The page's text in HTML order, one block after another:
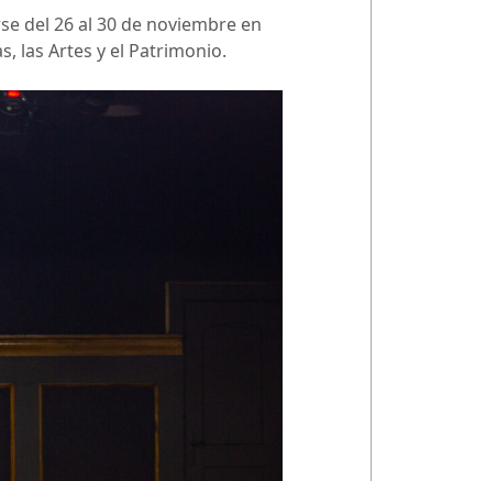
del 26 al 30 de noviembre en
las Artes y el Patrimonio.